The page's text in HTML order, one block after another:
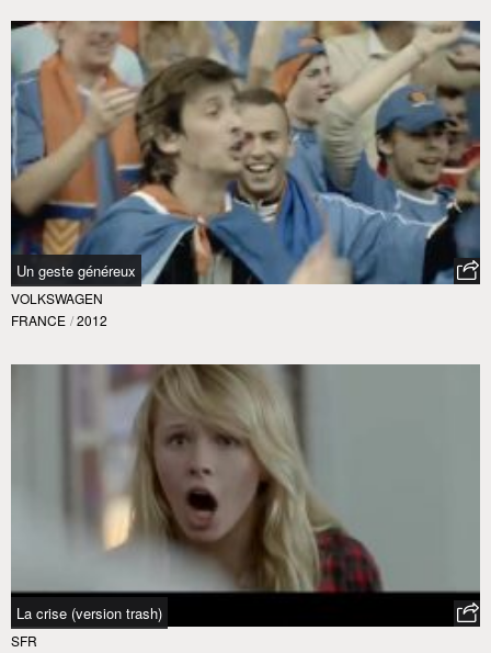
Un geste généreux
VOLKSWAGEN
FRANCE / 2012
La crise (version trash)
SFR